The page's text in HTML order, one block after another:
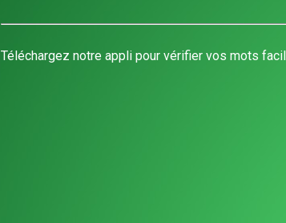
Téléchargez notre appli pour vérifier vos mots